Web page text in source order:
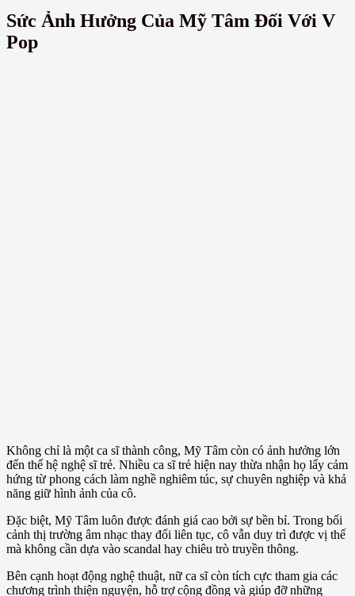
Sức Ảnh Hưởng Của Mỹ Tâm Đối Với V
Pop
Không chỉ là một ca sĩ thành công, Mỹ Tâm còn có ảnh hưởng lớn
đến thế hệ nghệ sĩ trẻ. Nhiều ca sĩ trẻ hiện nay thừa nhận họ lấy cảm
hứng từ phong cách làm nghề nghiêm túc, sự chuyên nghiệp và khả
năng giữ hình ảnh của cô.
Đặc biệt, Mỹ Tâm luôn được đánh giá cao bởi sự bền bỉ. Trong bối
cảnh thị trường âm nhạc thay đổi liên tục, cô vẫn duy trì được vị thế
mà không cần dựa vào scandal hay chiêu trò truyền thông.
Bên cạnh hoạt động nghệ thuật, nữ ca sĩ còn tích cực tham gia các
chương trình thiện nguyện, hỗ trợ cộng đồng và giúp đỡ những